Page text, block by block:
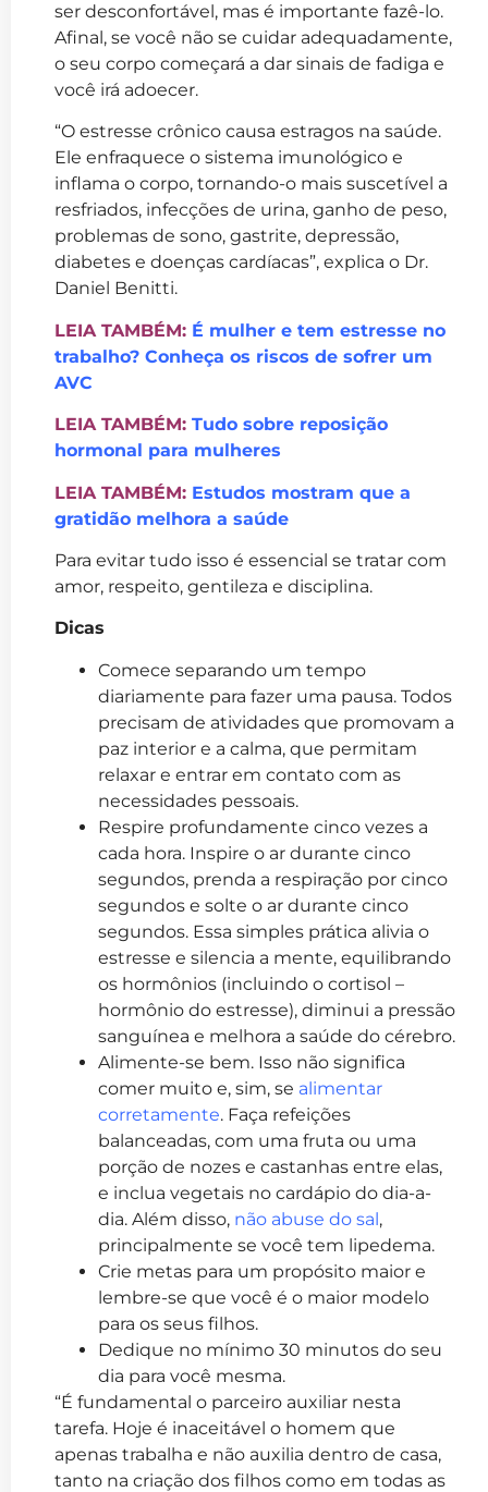
ser desconfortável, mas é importante fazê-lo.
Afinal, se você não se cuidar adequadamente,
o seu corpo começará a dar sinais de fadiga e
você irá adoecer.
“O estresse crônico causa estragos na saúde.
Ele enfraquece o sistema imunológico e
inflama o corpo, tornando-o mais suscetível a
resfriados, infecções de urina, ganho de peso,
problemas de sono, gastrite, depressão,
diabetes e doenças cardíacas”, explica o Dr.
Daniel Benitti.
LEIA TAMBÉM: É mulher e tem estresse no
trabalho? Conheça os riscos de sofrer um
AVC
LEIA TAMBÉM: Tudo sobre reposição
hormonal para mulheres
LEIA TAMBÉM: Estudos mostram que a
gratidão melhora a saúde
Para evitar tudo isso é essencial se tratar com
amor, respeito, gentileza e disciplina.
Dicas
Comece separando um tempo
diariamente para fazer uma pausa. Todos
precisam de atividades que promovam a
paz interior e a calma, que permitam
relaxar e entrar em contato com as
necessidades pessoais.
Respire profundamente cinco vezes a
cada hora. Inspire o ar durante cinco
segundos, prenda a respiração por cinco
segundos e solte o ar durante cinco
segundos. Essa simples prática alivia o
estresse e silencia a mente, equilibrando
os hormônios (incluindo o cortisol –
hormônio do estresse), diminui a pressão
sanguínea e melhora a saúde do cérebro.
Alimente-se bem. Isso não significa
comer muito e, sim, se alimentar
corretamente. Faça refeições
balanceadas, com uma fruta ou uma
porção de nozes e castanhas entre elas,
e inclua vegetais no cardápio do dia-a-
dia. Além disso, não abuse do sal,
principalmente se você tem lipedema.
Crie metas para um propósito maior e
lembre-se que você é o maior modelo
para os seus filhos.
Dedique no mínimo 30 minutos do seu
dia para você mesma.
“É fundamental o parceiro auxiliar nesta
tarefa. Hoje é inaceitável o homem que
apenas trabalha e não auxilia dentro de casa,
tanto na criação dos filhos como em todas as